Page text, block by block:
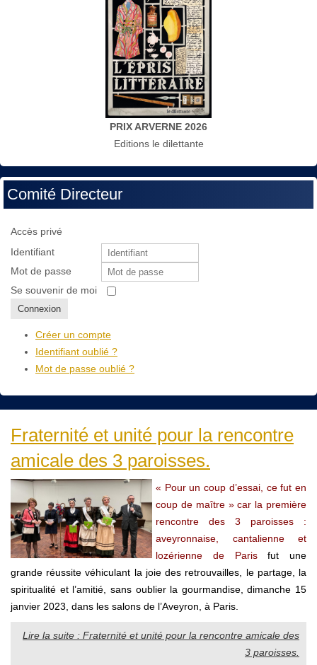
PRIX ARVERNE 2026
Editions le dilettante
Comité Directeur
Accès privé
Identifiant
Mot de passe
Se souvenir de moi
Connexion
Créer un compte
Identifiant oublié ?
Mot de passe oublié ?
Fraternité et unité pour la rencontre
amicale des 3 paroisses.
« Pour un coup d’essai, ce fut en
coup de maître » car la première
rencontre des 3 paroisses :
aveyronnaise, cantalienne et
lozérienne de Parisfut une
grande réussite véhiculant la joie des retrouvailles, le partage, la
spiritualité et l’amitié, sans oublier la gourmandise, dimanche 15
janvier 2023, dans les salons de l’Aveyron, à Paris.
Lire la suite : Fraternité et unité pour la rencontre amicale des
3 paroisses.